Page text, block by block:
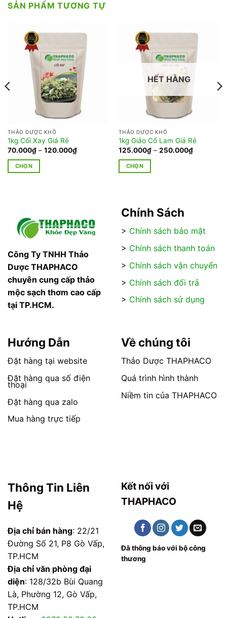
SẢN PHẨM TƯƠNG TỰ
THẢO DƯỢC KHÔ
1kg Cối Xay Giá Rẻ
70.000₫ – 120.000₫Khoảng
giá:
CHỌN
nhiều
biến
Các
tùy
chọn
có
thể
được
trang
sản
phẩm
HẾT HÀNG
THẢO DƯỢC KHÔ
1kg Giảo Cổ Lam Giá Rẻ
125.000₫ – 250.000₫Khoảng
giá:
CHỌN
có
biến
Các
tùy
có
được
trang
sản
phẩm
Công Ty TNHH Thảo
Dược THAPHACO
chuyên cung cấp thảo
mộc sạch thơm cao cấp
tại TP.HCM.
Chính Sách
> Chính sách bảo mật
> Chính sách thanh toán
> Chính sách vận chuyển
> Chính sách đổi trả
> Chính sách sử dụng
Hướng Dẫn
Đặt hàng tại website
Đặt hàng qua số điện
thoại
Đặt hàng qua zalo
Mua hàng trực tiếp
Về chúng tôi
Thảo Dược THAPHACO
Quá trình hình thành
Niềm tin của THAPHACO
Thông Tin Liên
Hệ
Địa chỉ bán hàng: 22/21
Đường Số 21, P8 Gò Vấp,
TP.HCM
Địa chỉ văn phòng đại
diện: 128/32b Bùi Quang
Là, Phường 12, Gò Vấp,
TP.HCM
Kết nối với
THAPHACO
Đã thông báo với bộ công
thương